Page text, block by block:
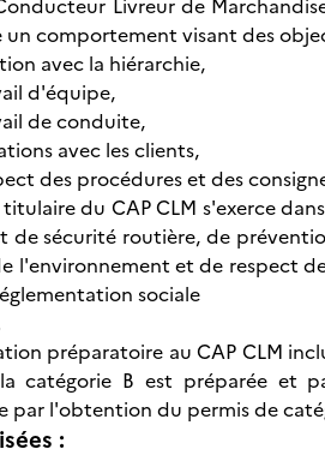
Livreur de
un comportement visant des
avec la hiérarchie,
d'équipe,
de conduite,
avec les clients,
des procédures et des
du CAP CLM s'exerce
de sécurité routière, de
l'environnement et de respect
sociale
préparatoire au CAP CLM
catégorie B est préparée et
par l'obtention du permis de
: